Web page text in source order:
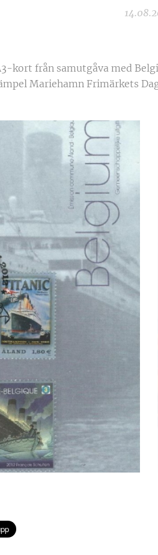
kort från samutgåva med
Mariehamn Frimärkets